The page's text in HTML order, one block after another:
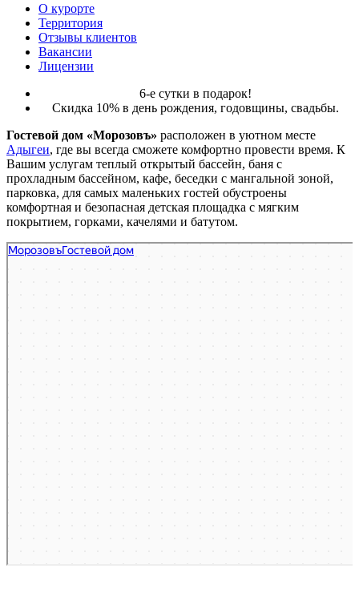
О курорте
Территория
Отзывы клиентов
Вакансии
Лицензии
6-е сутки в подарок!
Скидка 10% в день рождения, годовщины, свадьбы.
Гостевой дом «Морозовъ» расположен в уютном месте
Адыгеи, где вы всегда сможете комфортно провести время. К
Вашим услугам теплый открытый бассейн, баня с
прохладным бассейном, кафе, беседки с мангальной зоной,
парковка, для самых маленьких гостей обустроены
комфортная и безопасная детская площадка с мягким
покрытием, горками, качелями и батутом.
Гостевой дом Морозовъ
Гостиница в Республике Адыгея